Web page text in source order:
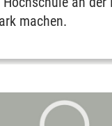
machen.